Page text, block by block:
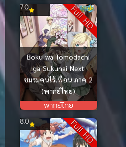
Full HD
Boku wa Tomodachi
ga Sukunai Next
ชมรมคนไร้เพื่อน ภาค 2
(พากย์ไทย)
พากย์ไทย
7.0
Full HD
8.0